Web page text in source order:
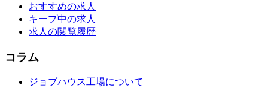
おすすめの求人
キープ中の求人
求人の閲覧履歴
コラム
ジョブハウス工場について